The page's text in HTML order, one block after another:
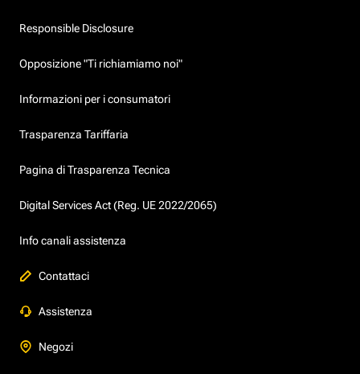
Responsible Disclosure
Opposizione "Ti richiamiamo noi"
Informazioni per i consumatori
Trasparenza Tariffaria
Pagina di Trasparenza Tecnica
Digital Services Act (Reg. UE 2022/2065)
Info canali assistenza
Contattaci
Assistenza
Negozi